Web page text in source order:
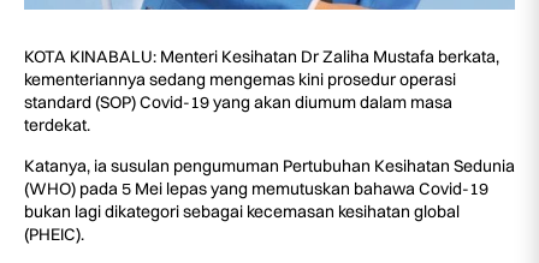
KOTA KINABALU: Menteri Kesihatan Dr Zaliha Mustafa berkata,
kementeriannya sedang mengemas kini prosedur operasi
standard (SOP) Covid-19 yang akan diumum dalam masa
terdekat.
Katanya, ia susulan pengumuman Pertubuhan Kesihatan Sedunia
(WHO) pada 5 Mei lepas yang memutuskan bahawa Covid-19
bukan lagi dikategori sebagai kecemasan kesihatan global
(PHEIC).